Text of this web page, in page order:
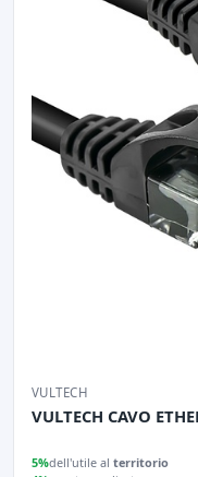
VULTECH
VULTECH CAVO
5%dell'utile al territorio